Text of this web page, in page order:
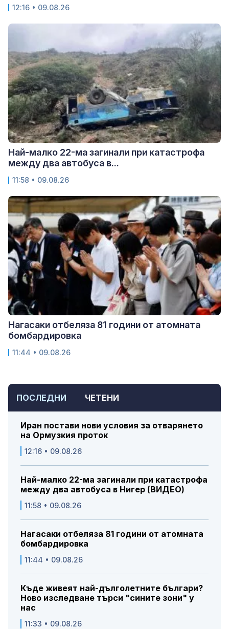
ПОСЛЕДНИ ЧЕТЕНИ
Иран постави нови условия за отварянето
на Ормузкия проток
12:16 • 09.08.26
Най-малко 22-ма загинали при катастрофа
между два автобуса в Нигер (ВИДЕО)
11:58 • 09.08.26
Нагасаки отбеляза 81 години от атомната
бомбардировка
11:44 • 09.08.26
Къде живеят най-дълголетните българи?
Ново изследване търси "сините зони" у
нас
11:33 • 09.08.26
12:16 • 09.08.26
Най-малко 22-ма загинали при катастрофа
между два автобуса в...
11:58 • 09.08.26
Нагасаки отбеляза 81 години от атомната
бомбардировка
11:44 • 09.08.26